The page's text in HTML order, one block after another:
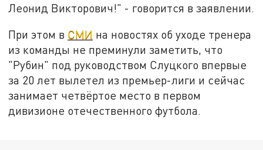
Леонид Викторович!" - говорится в заявлении.
При этом в СМИ на новостях об уходе тренера
из команды не преминули заметить, что
"Рубин" под руководством Слуцкого впервые
за 20 лет вылетел из премьер-лиги и сейчас
занимает четвёртое место в первом
дивизионе отечественного футбола.